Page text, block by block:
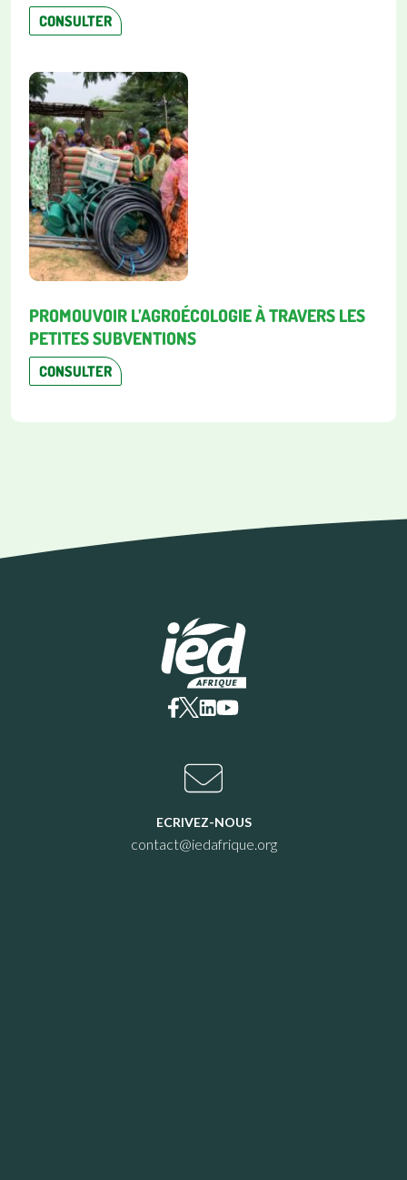
CONSULTER
PROMOUVOIR L’AGROÉCOLOGIE À TRAVERS LES
PETITES SUBVENTIONS
CONSULTER
ECRIVEZ-NOUS
contact@iedafrique.org